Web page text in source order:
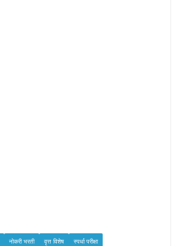
नोकरी भरती वृत्त विशेष स्पर्धा परीक्षा